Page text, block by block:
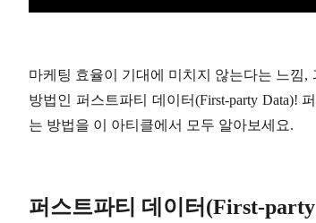
마케팅 효율이 기대에 미치지 않는다는 느낌
방법인 퍼스트파티 데이터(First-party Data)!
는 방법을 이 아티클에서 모두 알아보세요.
퍼스트파티 데이터(First-